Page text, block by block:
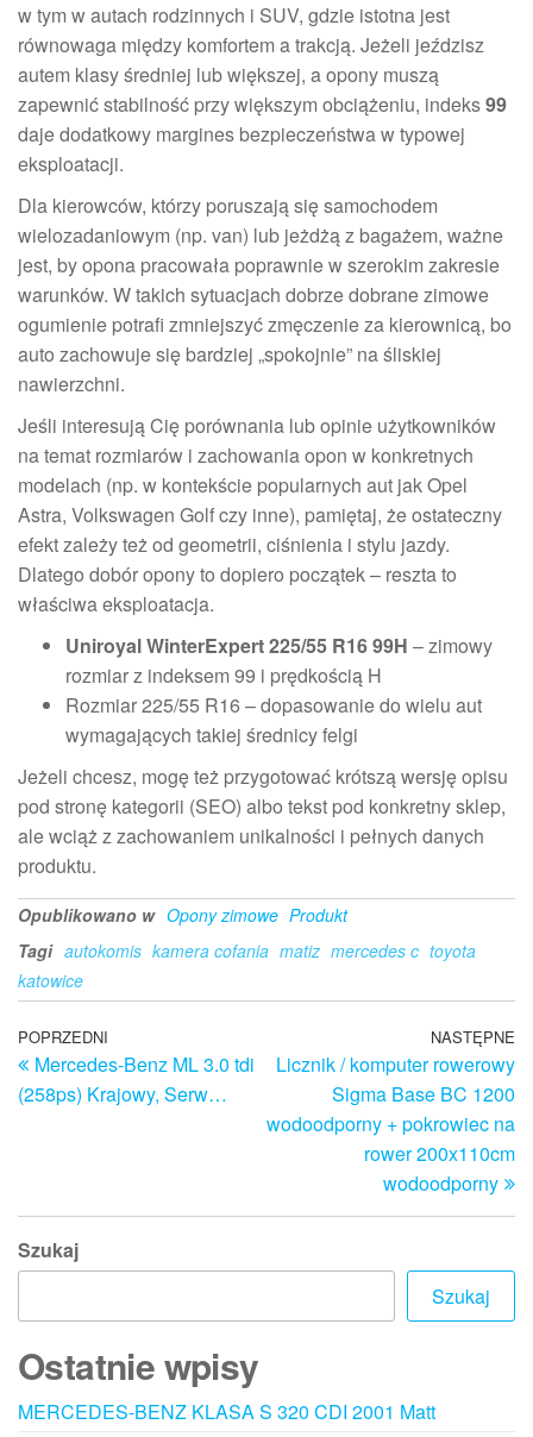
w tym w autach rodzinnych i SUV, gdzie istotna jest
równowaga między komfortem a trakcją. Jeżeli jeździsz
autem klasy średniej lub większej, a opony muszą
zapewnić stabilność przy większym obciążeniu, indeks99
daje dodatkowy margines bezpieczeństwa w typowej
eksploatacji.
Dla kierowców, którzy poruszają się samochodem
wielozadaniowym (np. van) lub jeżdżą z bagażem, ważne
jest, by opona pracowała poprawnie w szerokim zakresie
warunków. W takich sytuacjach dobrze dobrane zimowe
ogumienie potrafi zmniejszyć zmęczenie za kierownicą, bo
auto zachowuje się bardziej „spokojnie” na śliskiej
nawierzchni.
Jeśli interesują Cię porównania lub opinie użytkowników
na temat rozmiarów i zachowania opon w konkretnych
modelach (np. w kontekście popularnych aut jak Opel
Astra, Volkswagen Golf czy inne), pamiętaj, że ostateczny
efekt zależy też od geometrii, ciśnienia i stylu jazdy.
Dlatego dobór opony to dopiero początek – reszta to
właściwa eksploatacja.
Uniroyal WinterExpert 225/55 R16 99H – zimowy
rozmiar z indeksem 99 i prędkością H
Rozmiar 225/55 R16 – dopasowanie do wielu aut
wymagających takiej średnicy felgi
Jeżeli chcesz, mogę też przygotować krótszą wersję opisu
pod stronę kategorii (SEO) albo tekst pod konkretny sklep,
ale wciąż z zachowaniem unikalności i pełnych danych
produktu.
Opublikowano w Opony zimowe Produkt
Tagi autokomis kamera cofania matiz mercedes c toyota
katowice
Nawigacja
wpisu
Poprzedni
wpis
POPRZEDNI
Mercedes-Benz ML 3.0 tdi
(258ps) Krajowy, Serw…
NASTĘPNE
Licznik / komputer rowerowy
Sigma Base BC 1200
wodoodporny + pokrowiec na
rower 200x110cm
wodoodporny
Szukaj
Szukaj
Ostatnie wpisy
MERCEDES-BENZ KLASA S 320 CDI 2001 Matt